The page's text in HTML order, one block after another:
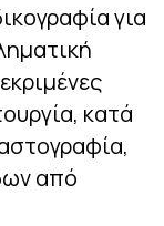
για
κατά
από